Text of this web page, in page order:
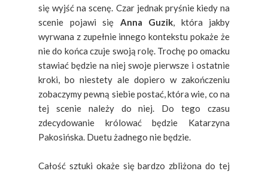
się wyjść na scenę. Czar jednak pryśnie kiedy na
scenie pojawi się Anna Guzik, która jakby
wyrwana z zupełnie innego kontekstu pokaże że
nie do końca czuje swoją rolę. Trochę po omacku
stawiać będzie na niej swoje pierwsze i ostatnie
kroki, bo niestety ale dopiero w zakończeniu
zobaczymy pewną siebie postać, która wie, co na
tej scenie należy do niej. Do tego czasu
zdecydowanie królować będzie Katarzyna
Pakosińska. Duetu żadnego nie będzie.
Całość sztuki okaże się bardzo zbliżona do tej